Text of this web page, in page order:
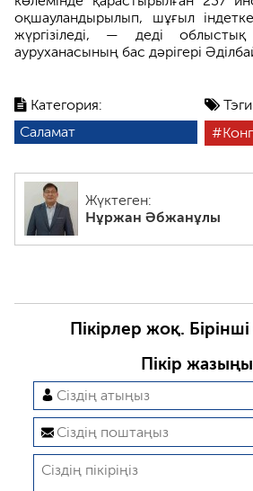
Категория:
Саламат
Жүктеген:
Нұржан Әбжанұлы
оқшауландырылып, шұғыл
жүргізіледі, — деді
ауруханасының бас дәрігері
Пікірлер жоқ.
Пікір